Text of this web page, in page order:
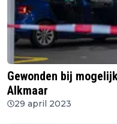
Gewonden bij
Alkmaar
29 april 2023